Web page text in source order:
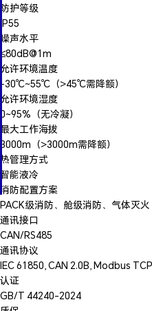
防护等级
IP55
噪声水平
≤80dB@1m
允许环境温度
-30℃~55℃（>45℃需降额）
允许环境湿度
0~95%（无冷凝）
最大工作海拔
3000m（>3000m需降额）
热管理方式
智能液冷
消防配置方案
PACK级消防、舱级消防、气体灭
通讯接口
CAN/RS485
通讯协议
IEC 61850, CAN 2.0B, Modbus
认证
GB/T 44240-2024